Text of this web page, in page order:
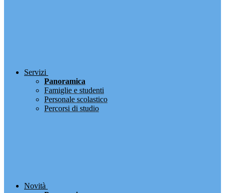
Servizi
Panoramica
Famiglie e studenti
Personale scolastico
Percorsi di studio
Novità